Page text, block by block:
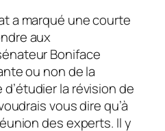
a marqué une courte
aux
Boniface
ou non de la
la révision de
vous dire qu’à
des experts. Il y